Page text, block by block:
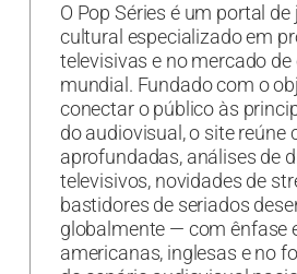
O Pop Séries é um portal
cultural especializado em
televisivas e no mercado
mundial. Fundado com o
conectar o público às
do audiovisual, o site reúne
aprofundadas, análises de
televisivos, novidades de
bastidores de seriados
globalmente — com ênfase
americanas, inglesas e no